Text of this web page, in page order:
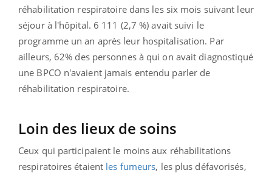
réhabilitation respiratoire dans les six mois suivant leur
séjour à l'hôpital. 6 111 (2,7 %) avait suivi le
programme un an après leur hospitalisation. Par
ailleurs, 62% des personnes à qui on avait diagnostiqué
une BPCO n'avaient jamais entendu parler de
réhabilitation respiratoire.
Loin des lieux de soins
Ceux qui participaient le moins aux réhabilitations
respiratoires étaient les fumeurs, les plus défavorisés,